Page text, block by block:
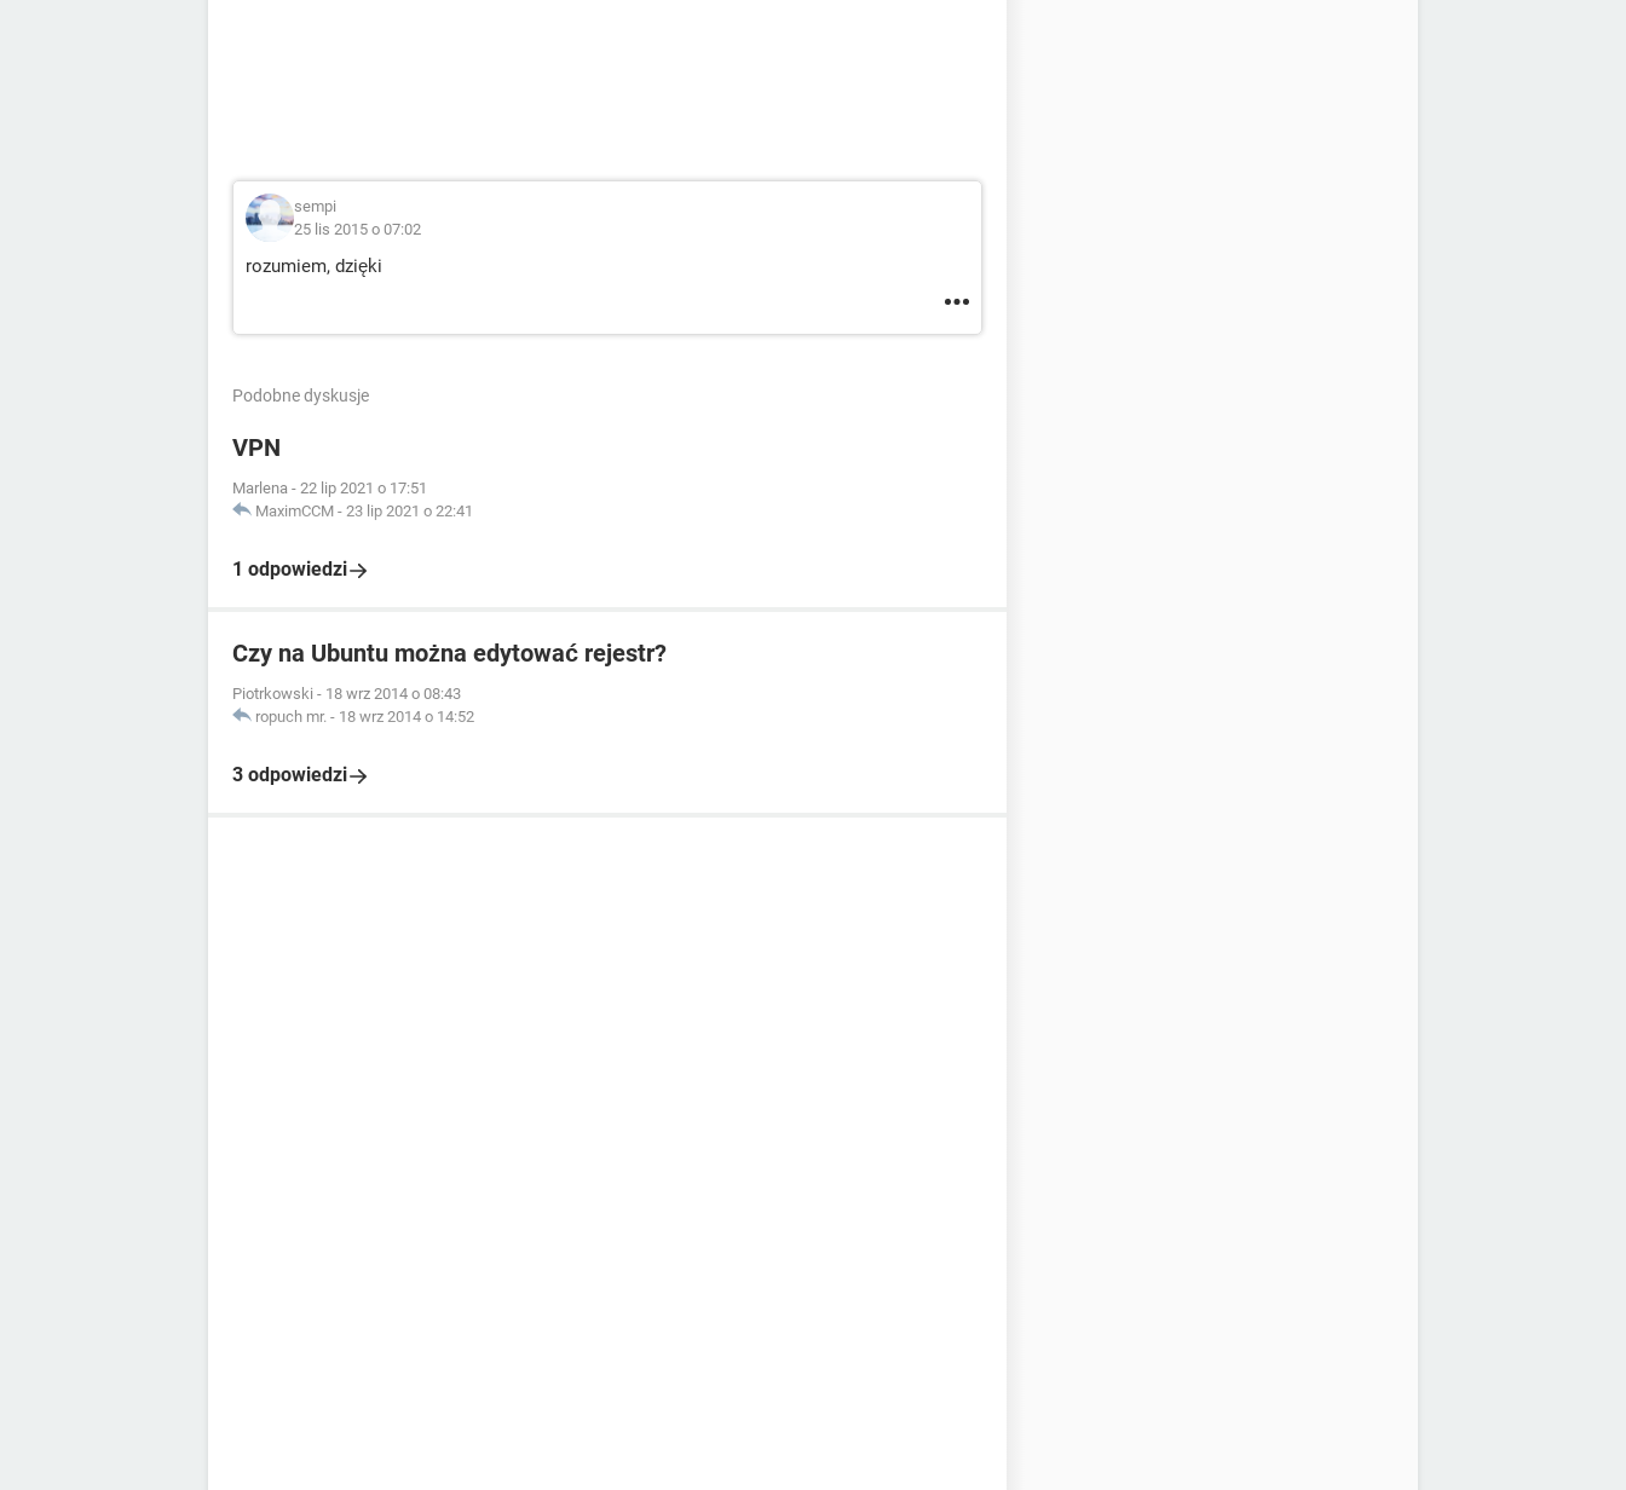
sempi
25 lis 2015 o 07:02
rozumiem, dzięki
Podobne dyskusje
VPN
Marlena - 22 lip 2021 o 17:51
MaximCCM - 23 lip 2021 o 22:41
1 odpowiedzi
Czy na Ubuntu można edytować rejestr?
Piotrkowski - 18 wrz 2014 o 08:43
ropuch mr. - 18 wrz 2014 o 14:52
3 odpowiedzi